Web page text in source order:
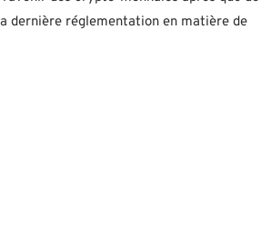
dernière réglementation en matière de